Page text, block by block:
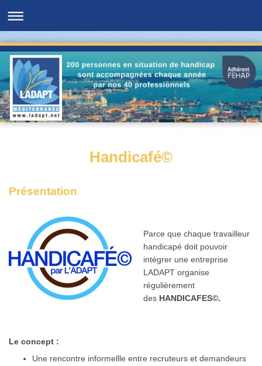
Handicafé©
Présentation
Parce que chaque travailleur
handicapé doit pouvoir
intégrer une entreprise
LADAPT organise
régulièrement
des HANDICAFES©.
Le concept :
Une rencontre informellle entre recruteurs et demandeurs